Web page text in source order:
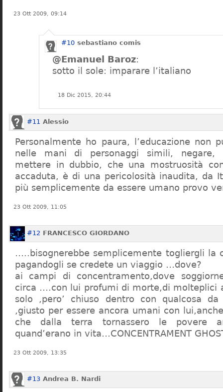
23 Ott 2009, 09:14
#10 sebastiano comis
@Emanuel Baroz:
sotto il sole: imparare l’italiano
18 Dic 2015, 20:44
#11 Alessio
Personalmente ho paura, l’educazione non
nelle mani di personaggi simili, negare,
mettere in dubbio, che una mostruosità
accaduta, è di una pericolosità inaudita, da
più semplicemente da essere umano provo
23 Ott 2009, 11:05
#12 FRANCESCO GIORDANO
…..bisognerebbe semplicemente togliergli la
pagandogli se credete un viaggio …dove?
ai campi di concentramento,dove
circa ….con lui profumi di morte,di molteplici
solo ,pero’ chiuso dentro con qualcosa
,giusto per essere ancora umani con
che dalla terra tornassero le povere
quand’erano in vita…CONCENTRAMENT
23 Ott 2009, 13:35
#13 Andrea B. Nardi